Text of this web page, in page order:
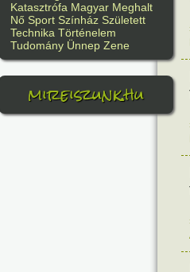
Katasztrófa Magyar Meghalt
Nő Sport Színház Született
Technika Történelem
Tudomány Ünnep Zene
mireiszunk.hu